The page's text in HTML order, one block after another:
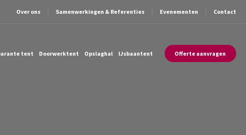
Over ons Samenwerkingen & Referenties Evenementen Contact
tent Doorwerktent Opslaghal IJsbaantent Offerte aanvragen